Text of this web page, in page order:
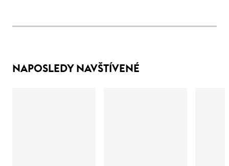
NAPOSLEDY NAVŠTÍVENÉ